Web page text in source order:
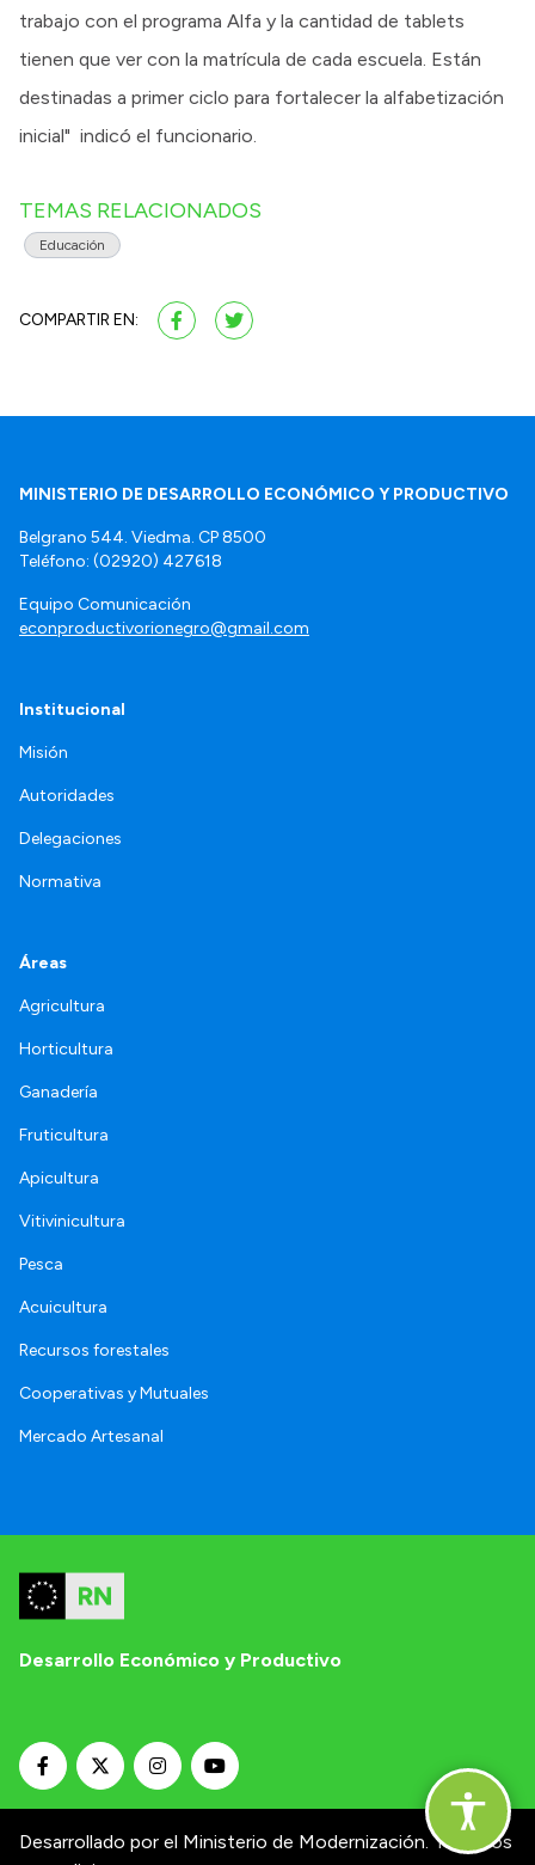
trabajo con el programa Alfa y la cantidad de tablets
tienen que ver con la matrícula de cada escuela. Están
destinadas a primer ciclo para fortalecer la alfabetización
inicial" indicó el funcionario.
TEMAS RELACIONADOS
Educación
COMPARTIR EN:
MINISTERIO DE DESARROLLO ECONÓMICO Y PRODUCTIVO
Belgrano 544. Viedma. CP 8500
Teléfono: (02920) 427618
Equipo Comunicación
econproductivorionegro@gmail.com
Institucional
Misión
Autoridades
Delegaciones
Normativa
Áreas
Agricultura
Horticultura
Ganadería
Fruticultura
Apicultura
Vitivinicultura
Pesca
Acuicultura
Recursos forestales
Cooperativas y Mutuales
Mercado Artesanal
Desarrollo Económico y Productivo
Desarrollado por el Ministerio de Modernización. Términos